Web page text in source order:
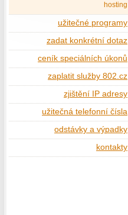
hosting
užitečné programy
zadat konkrétní dotaz
ceník speciálních úkonů
zaplatit služby 802.cz
zjištění IP adresy
užitečná telefonní čísla
odstávky a výpadky
kontakty